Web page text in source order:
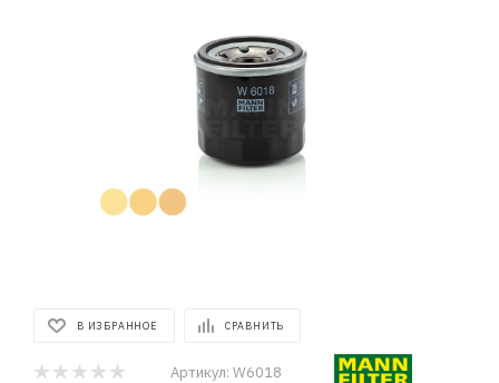
В ИЗБРАННОЕ СРАВНИТЬ
Артикул: W6018